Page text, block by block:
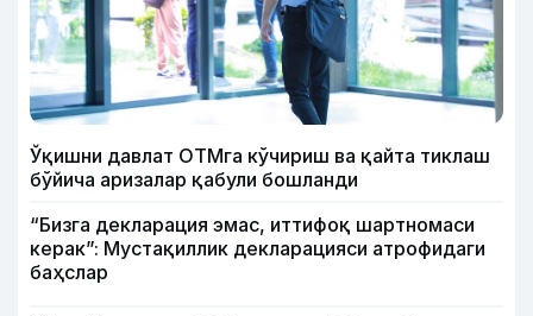
Ўқишни давлат ОТМга кўчириш ва қайта тиклаш
бўйича аризалар қабули бошланди
“Бизга декларация эмас, иттифоқ шартномаси
керак”: Мустақиллик декларацияси атрофидаги
баҳслар